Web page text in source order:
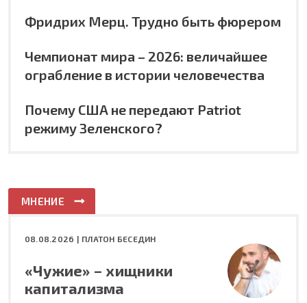
Фридрих Мерц. Трудно быть фюрером
Чемпионат мира – 2026: величайшее
ограбление в истории человечества
Почему США не передают Patriot
режиму Зеленского?
МНЕНИЕ
08.08.2026 | ПЛАТОН БЕСЕДИН
«Чужие» – хищники
капитализма